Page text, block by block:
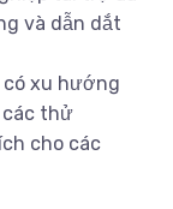
và dẫn dắt
xu hướng
các thử
cho các